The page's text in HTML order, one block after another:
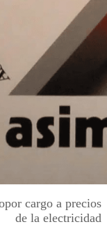
cargo a precios
de la electricidad